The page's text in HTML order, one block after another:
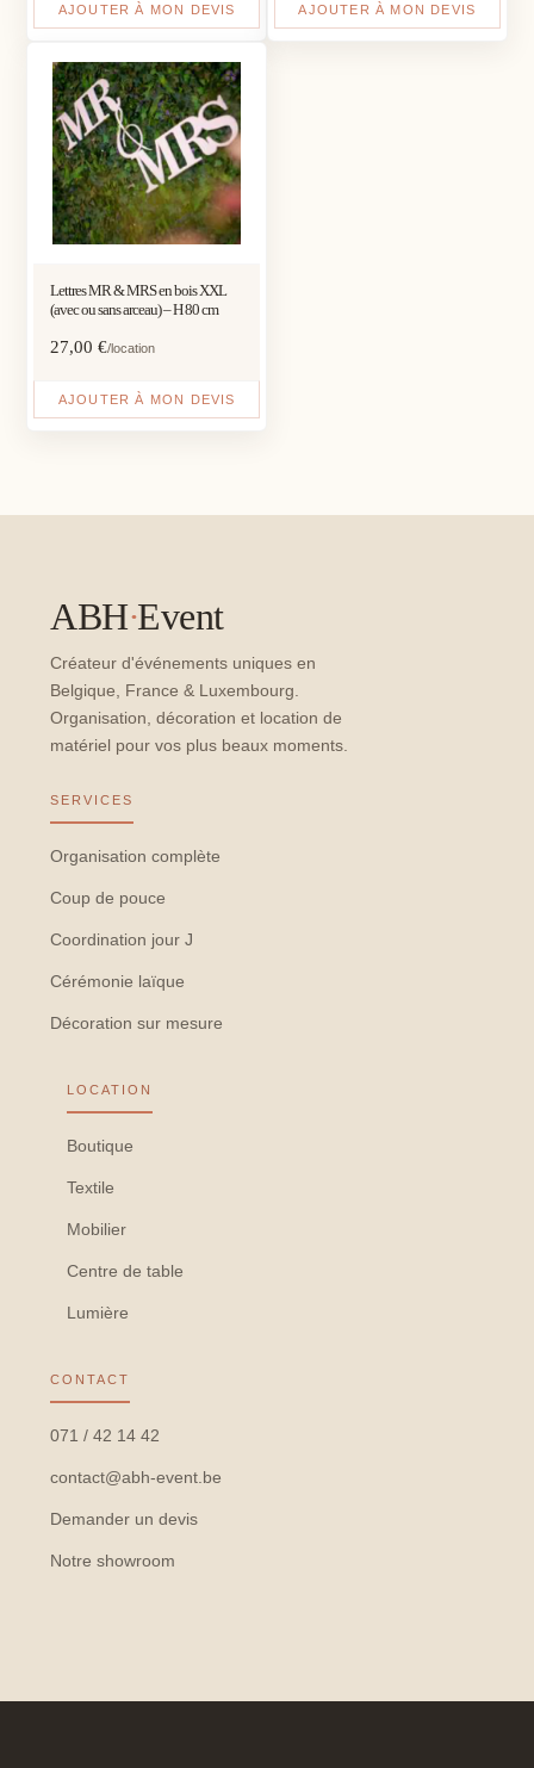
AJOUTER À MON DEVIS AJOUTER À MON DEVIS
Lettres MR & MRS en bois XXL
(avec ou sans arceau) – H 80 cm
27,00€/location
AJOUTER À MON DEVIS
ABH·Event
Créateur d'événements uniques en
Belgique, France & Luxembourg.
Organisation, décoration et location de
matériel pour vos plus beaux moments.
SERVICES
Organisation complète
Coup de pouce
Coordination jour J
Cérémonie laïque
Décoration sur mesure
LOCATION
Boutique
Textile
Mobilier
Centre de table
Lumière
CONTACT
071 / 42 14 42
contact@abh-event.be
Demander un devis
Notre showroom